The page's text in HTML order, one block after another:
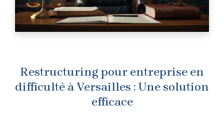
Restructuring pour entreprise en
difficulté à Versailles : Une solution
efficace